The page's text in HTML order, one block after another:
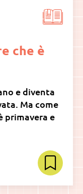
che è
e diventa
Ma come
primavera e